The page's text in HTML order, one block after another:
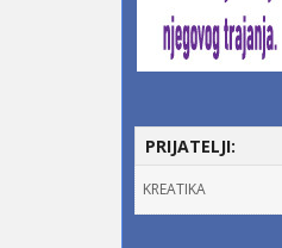
PRIJATELJI:
KREATIKA